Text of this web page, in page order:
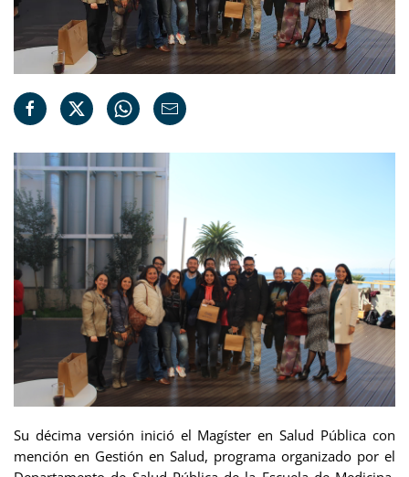
Su décima versión inició el Magíster en Salud Pública con
mención en Gestión en Salud, programa organizado por el